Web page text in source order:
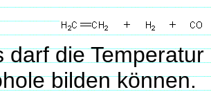
darf die
bilden können.